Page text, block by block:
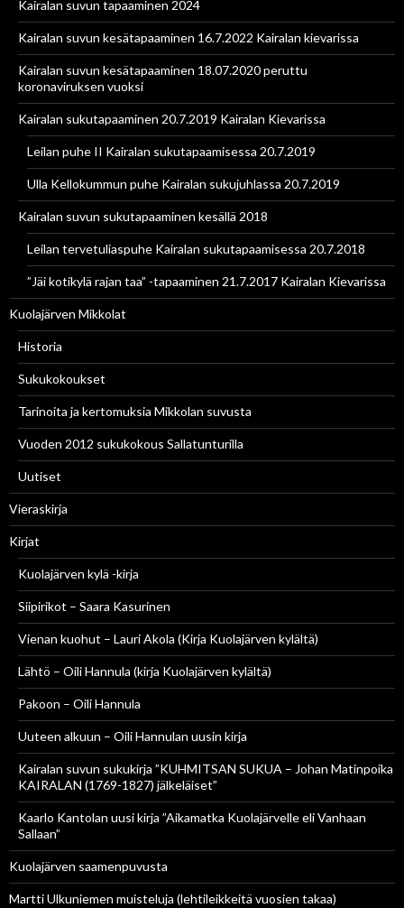
Kairalan suvun tapaaminen 2024
Kairalan suvun kesätapaaminen 16.7.2022 Kairalan kievarissa
Kairalan suvun kesätapaaminen 18.07.2020 peruttu
koronaviruksen vuoksi
Kairalan sukutapaaminen 20.7.2019 Kairalan Kievarissa
Leilan puhe II Kairalan sukutapaamisessa 20.7.2019
Ulla Kellokummun puhe Kairalan sukujuhlassa 20.7.2019
Kairalan suvun sukutapaaminen kesällä 2018
Leilan tervetuliaspuhe Kairalan sukutapaamisessa 20.7.2018
”Jäi kotikylä rajan taa” -tapaaminen 21.7.2017 Kairalan Kievarissa
Kuolajärven Mikkolat
Historia
Sukukokoukset
Tarinoita ja kertomuksia Mikkolan suvusta
Vuoden 2012 sukukokous Sallatunturilla
Uutiset
Vieraskirja
Kirjat
Kuolajärven kylä -kirja
Siipirikot – Saara Kasurinen
Vienan kuohut – Lauri Akola (Kirja Kuolajärven kylältä)
Lähtö – Oili Hannula (kirja Kuolajärven kylältä)
Pakoon – Oili Hannula
Uuteen alkuun – Oili Hannulan uusin kirja
Kairalan suvun sukukirja ”KUHMITSAN SUKUA – Johan Matinpoika
KAIRALAN (1769-1827) jälkeläiset”
Kaarlo Kantolan uusi kirja ”Aikamatka Kuolajärvelle eli Vanhaan
Sallaan”
Kuolajärven saamenpuvusta
Martti Ulkuniemen muisteluja (lehtileikkeitä vuosien takaa)